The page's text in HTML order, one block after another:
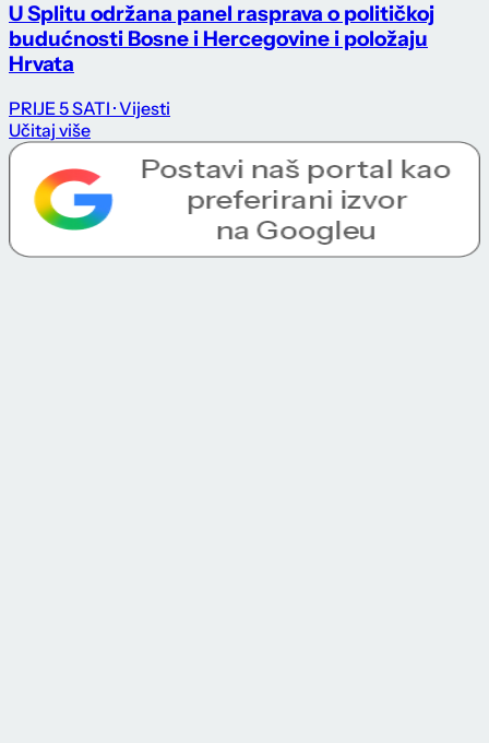
U Splitu održana panel rasprava o političkoj
budućnosti Bosne i Hercegovine i položaju
Hrvata
PRIJE 5 SATI · Vijesti
Učitaj više